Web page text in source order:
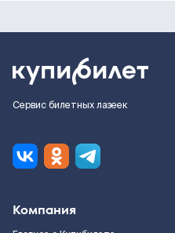
Сервис билетных лазеек
Компания